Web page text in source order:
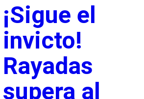
¡Sigue el
invicto!
Rayadas
supera al